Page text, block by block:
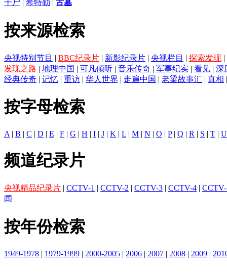
干尸 | 希特勒 | 古墓
按来源检索
央视特别节目 | BBC纪录片 | 新影纪录片 | 央视栏目 | 探索发现 |
发现之路 | 地理中国 | 可凡倾听 | 音乐传奇 | 军事纪实 | 看见 | 深
经典传奇 | 记忆 | 重访 | 华人世界 | 走遍中国 | 老梁故事汇 | 真相
按字母检索
A | B | C | D | E | F | G | H | I | J | K | L | M | N | O | P| Q | R | S | T | U
频道纪录片
央视精品纪录片 CCTV-1 CCTV-2 CCTV-3 CCTV-4
闻
按年份检索
1949-1978 | 1979-1999 | 2000-2005 | 2006 | 2007 | 2008 | 2009 |